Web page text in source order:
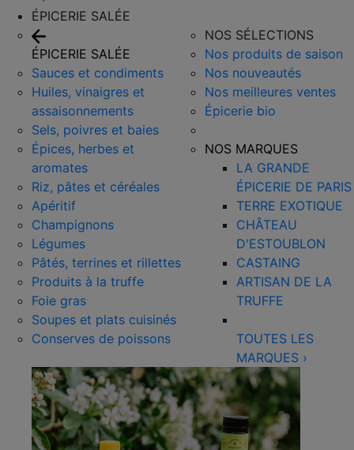
ÉPICERIE SALÉE
ÉPICERIE SALÉE
Sauces et condiments
Huiles, vinaigres et
assaisonnements
Sels, poivres et baies
Épices, herbes et
aromates
Riz, pâtes et céréales
Apéritif
Champignons
Légumes
Pâtés, terrines et rillettes
Produits à la truffe
Foie gras
Soupes et plats cuisinés
Conserves de poissons
NOS SÉLECTIONS
Nos produits de saison
Nos nouveautés
Nos meilleures ventes
Épicerie bio
NOS MARQUES
LA GRANDE
ÉPICERIE DE PARIS
TERRE EXOTIQUE
CHÂTEAU
D'ESTOUBLON
CASTAING
ARTISAN DE LA
TRUFFE
TOUTES LES
MARQUES ›